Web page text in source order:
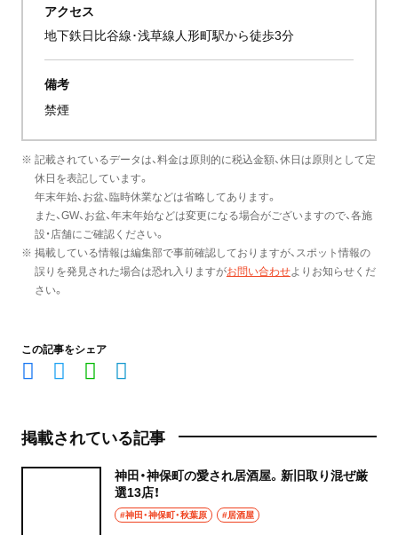
アクセス
地下鉄日比谷線･浅草線人形町駅から徒歩3分
備考
禁煙
※ 記載されているデータは、料金は原則的に税込金額、休日は原則として定
休日を表記しています。
年末年始、お盆、臨時休業などは省略してあります。
また、GW、お盆、年末年始などは変更になる場合がございますので、各施
設・店舗にご確認ください。
※ 掲載している情報は編集部で事前確認しておりますが、スポット情報の
誤りを発見された場合は恐れ入りますがお問い合わせよりお知らせくだ
さい。
この記事をシェア
掲載されている記事
神田・神保町の愛され居酒屋。新旧取り混ぜ厳
選13店！
#神田・神保町・秋葉原 #居酒屋